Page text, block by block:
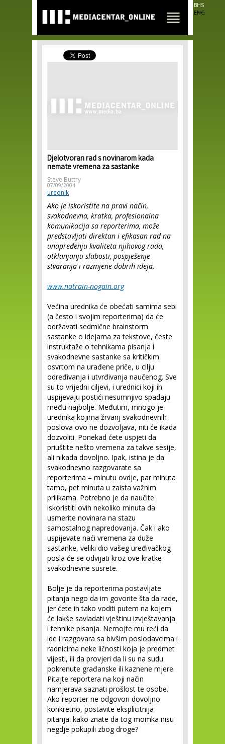
main
content
BHS
ENG
Djelotvoran rad s novinarom kada
nemate vremena za sastanke
Steve Buttry
07/09/2004
urednik
Ako je iskoristite na pravi način,
svakodnevna, kratka, profesionalna
komunikacija sa reporterima, može
predstavljati direktan i efikasan rad na
unapređenju kvaliteta njihovog rada,
otklanjanju slabosti, pospješenje
stvaranja i razmjene dobrih ideja.
www.notrain-nogain.org
Većina urednika će obećati samima sebi
(a često i svojim reporterima) da će
održavati sedmične brainstorm
sastanke o idejama za tekstove, česte
instruktaže o tehnikama pisanja i
svakodnevne sastanke sa kritičkim
osvrtom na urađene priče, u cilju
određivanja i utvrđivanja naučenog. Sve
su to vrijedni ciljevi, i urednici koji ih
uspijevaju postići nesumnjivo spadaju
među najbolje. Međutim, mnogo je
urednika kojima žrvanj svakodnevnih
poslova ovo ne dozvoljava, niti će ikada
dozvoliti. Ponekad ćete uspjeti da
priuštite nešto vremena za takve sesije,
ali nikada dovoljno. Ipak, istina je da
svakodnevno razgovarate sa
reporterima – minutu ovdje, par minuta
tamo, pet minuta u zaista važnim
prilikama. Potrebno je da naučite
iskoristiti ovih nekoliko minuta da
usmerite novinara na stazu
samostalnog napredovanja. Čak i ako
uspijevate naći vremena za duže
sastanke, veliki dio vašeg uređivačkog
posla će se odvijati kroz ove kratke
svakodnevne susrete.
Bolje je da reporterima postavljate
pitanja nego da im govorite šta da rade,
jer ćete ih tako voditi putem na kojem
će lakše savladati vještinu izvještavanja
i tehnike pisanja. Nemojte mu reći da
ide i razgovara sa bivšim poslodavcima i
radnicima neke ličnosti koja je predmet
vijesti, ili da provjeri da li su na sudu
pokrenute građanske ili kaznene mjere.
Pitajte reportera na koji način
namjerava saznati prošlost te osobe.
Ako reporter ne odgovori dovoljno
konkretno, postavite eksplicitnija
pitanja: kako znate da tog momka nisu
negdje pokupili zbog droge?